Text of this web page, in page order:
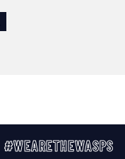
#WEARETHEWASPS